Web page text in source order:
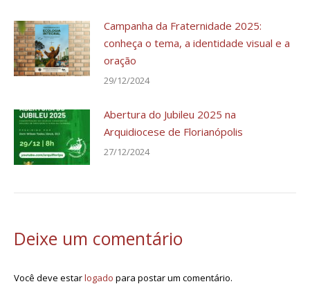
Campanha da Fraternidade 2025:
conheça o tema, a identidade visual e a
oração
29/12/2024
Abertura do Jubileu 2025 na
Arquidiocese de Florianópolis
27/12/2024
Deixe um comentário
Você deve estarlogado para postar um comentário.